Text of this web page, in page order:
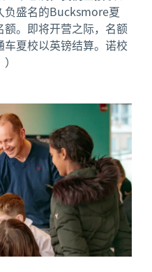
负盛名的Bucksmore夏
。即将开营之际，名额
夏校以英镑结算。诺校